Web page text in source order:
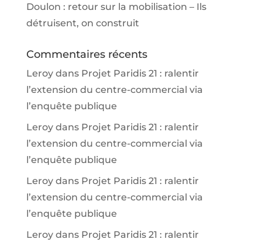
Doulon : retour sur la mobilisation – Ils
détruisent, on construit
Commentaires récents
Leroydans Projet Paridis 21 : ralentir
l’extension du centre-commercial via
l’enquête publique
Leroydans Projet Paridis 21 : ralentir
l’extension du centre-commercial via
l’enquête publique
Leroydans Projet Paridis 21 : ralentir
l’extension du centre-commercial via
l’enquête publique
Leroydans Projet Paridis 21 : ralentir